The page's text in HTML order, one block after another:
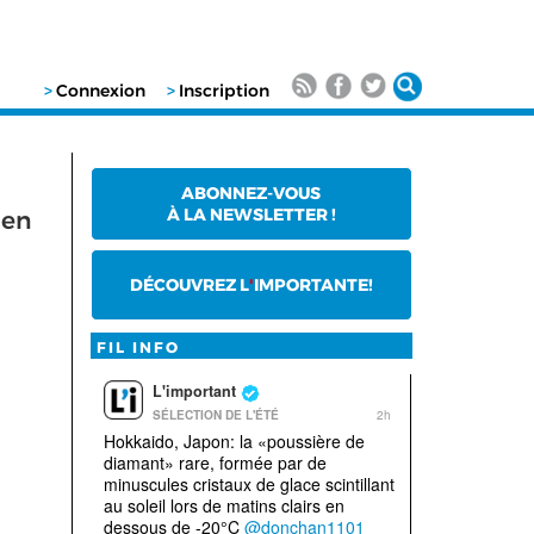
>Connexion > Inscription
ABONNEZ-VOUS
À LA NEWSLETTER !
DÉCOUVREZ L'IMPORTANTE!
FIL INFO